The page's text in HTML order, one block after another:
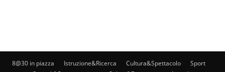
8@30 in piazza Istruzione&Ricerca Cultura&Spettacolo
Sport